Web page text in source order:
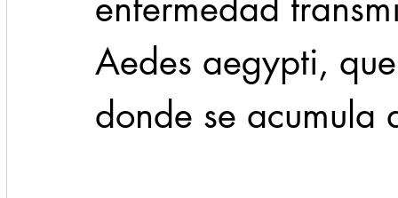
Aedes aegypti,
donde se acumula